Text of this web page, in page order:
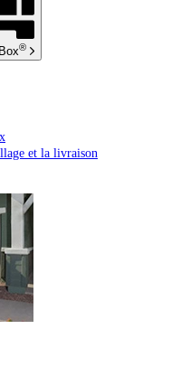
®
et la livraison